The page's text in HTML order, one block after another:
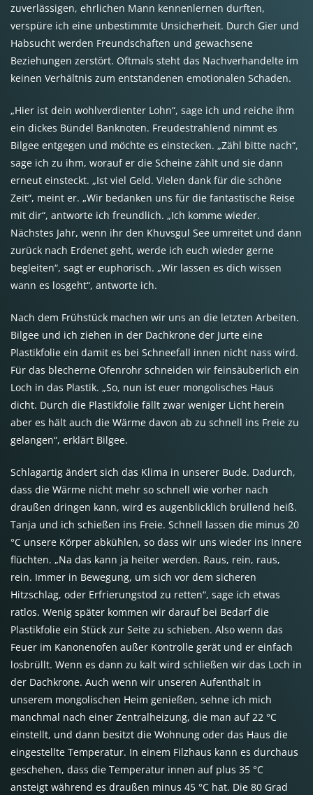
zuverlässigen, ehrlichen Mann kennenlernen durften,
verspüre ich eine unbestimmte Unsicherheit. Durch Gier und
Habsucht werden Freundschaften und gewachsene
Beziehungen zerstört. Oftmals steht das Nachverhandelte im
keinen Verhältnis zum entstandenen emotionalen Schaden.
„Hier ist dein wohlverdienter Lohn“, sage ich und reiche ihm
ein dickes Bündel Banknoten. Freudestrahlend nimmt es
Bilgee entgegen und möchte es einstecken. „Zähl bitte nach“,
sage ich zu ihm, worauf er die Scheine zählt und sie dann
erneut einsteckt. „Ist viel Geld. Vielen dank für die schöne
Zeit“, meint er. „Wir bedanken uns für die fantastische Reise
mit dir“, antworte ich freundlich. „Ich komme wieder.
Nächstes Jahr, wenn ihr den Khuvsgul See umreitet und dann
zurück nach Erdenet geht, werde ich euch wieder gerne
begleiten“, sagt er euphorisch. „Wir lassen es dich wissen
wann es losgeht“, antworte ich.
Nach dem Frühstück machen wir uns an die letzten Arbeiten.
Bilgee und ich ziehen in der Dachkrone der Jurte eine
Plastikfolie ein damit es bei Schneefall innen nicht nass wird.
Für das blecherne Ofenrohr schneiden wir feinsäuberlich ein
Loch in das Plastik. „So, nun ist euer mongolisches Haus
dicht. Durch die Plastikfolie fällt zwar weniger Licht herein
aber es hält auch die Wärme davon ab zu schnell ins Freie zu
gelangen“, erklärt Bilgee.
Schlagartig ändert sich das Klima in unserer Bude. Dadurch,
dass die Wärme nicht mehr so schnell wie vorher nach
draußen dringen kann, wird es augenblicklich brüllend heiß.
Tanja und ich schießen ins Freie. Schnell lassen die minus 20
°C unsere Körper abkühlen, so dass wir uns wieder ins Innere
flüchten. „Na das kann ja heiter werden. Raus, rein, raus,
rein. Immer in Bewegung, um sich vor dem sicheren
Hitzschlag, oder Erfrierungstod zu retten“, sage ich etwas
ratlos. Wenig später kommen wir darauf bei Bedarf die
Plastikfolie ein Stück zur Seite zu schieben. Also wenn das
Feuer im Kanonenofen außer Kontrolle gerät und er einfach
losbrüllt. Wenn es dann zu kalt wird schließen wir das Loch in
der Dachkrone. Auch wenn wir unseren Aufenthalt in
unserem mongolischen Heim genießen, sehne ich mich
manchmal nach einer Zentralheizung, die man auf 22 °C
einstellt, und dann besitzt die Wohnung oder das Haus die
eingestellte Temperatur. In einem Filzhaus kann es durchaus
geschehen, dass die Temperatur innen auf plus 35 °C
ansteigt während es draußen minus 45 °C hat. Die 80 Grad